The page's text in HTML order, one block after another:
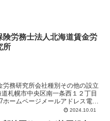
険労務士法人北海道賃金労
所
務研究所会社種別その他の設立
札幌市中央区南一条西１２丁目
ームページメールアドレス電話
2024.10.01